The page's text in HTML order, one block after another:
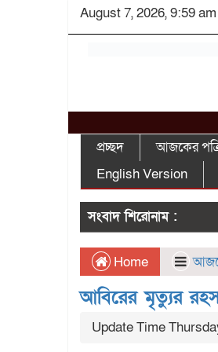
August 7, 2026, 9:59 am
প্রচ্ছদ আজকের
English Version
সংবাদ শিরোনাম :
Home
আবিরের মৃত্যুর
Update Time